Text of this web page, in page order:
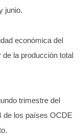
junio.
económica del
la producción total
trimestre del
de los países OCDE